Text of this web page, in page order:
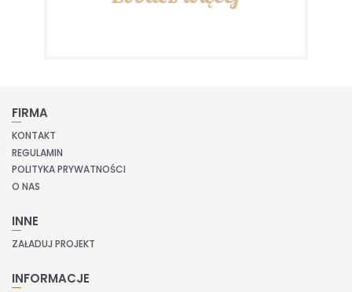
FIRMA
KONTAKT
REGULAMIN
POLITYKA PRYWATNOŚCI
O NAS
INNE
ZAŁADUJ PROJEKT
INFORMACJE